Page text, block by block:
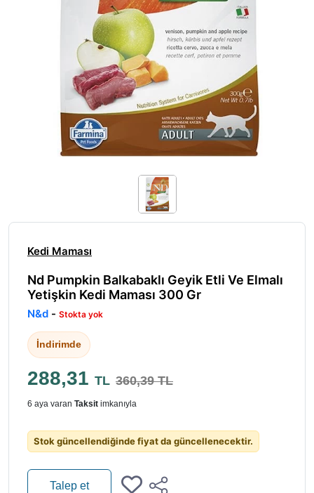
Kedi Maması
Nd Pumpkin Balkabaklı Geyik Etli Ve Elmalı
Yetişkin Kedi Maması 300 Gr
N&d - Stokta yok
İndirimde
288,31 TL 360,39 TL
6 aya varan Taksit imkanıyla
Stok güncellendiğinde fiyat da güncellenecektir.
Talep et